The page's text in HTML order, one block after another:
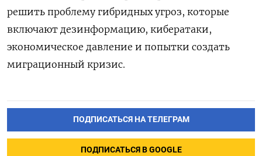
решить проблему гибридных угроз, которые
включают дезинформацию, кибератаки,
экономическое давление и попытки создать
миграционный кризис.
ПОДПИСАТЬСЯ НА ТЕЛЕГРАМ
ПОДПИСАТЬСЯ В GOOGLE